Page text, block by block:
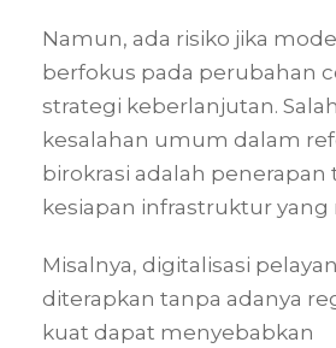
Namun, ada risiko jika
berfokus pada perubahan
strategi keberlanjutan.
kesalahan umum dalam
birokrasi adalah
kesiapan infrastruktur yang
Misalnya, digitalisasi
diterapkan tanpa adanya
kuat dapat menyebabkan